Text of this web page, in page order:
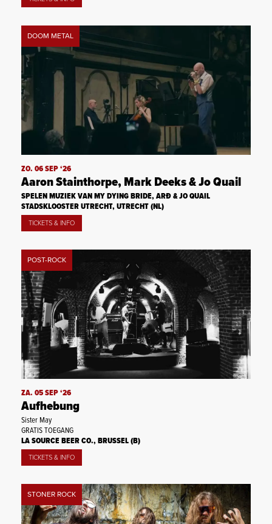
DOOM METAL
ZO. 06 SEP ‘26
Aaron Stainthorpe, Mark Deeks & Jo Quail
SPELEN MUZIEK VAN MY DYING BRIDE, ARÐ & JO QUAIL
STADSKLOOSTER UTRECHT, UTRECHT (NL)
TICKETS & INFO
POST-ROCK
ZA. 05 SEP ‘26
Aufhebung
Sister May
GRATIS TOEGANG
LA SOURCE BEER CO., BRUSSEL (B)
TICKETS & INFO
STONER ROCK